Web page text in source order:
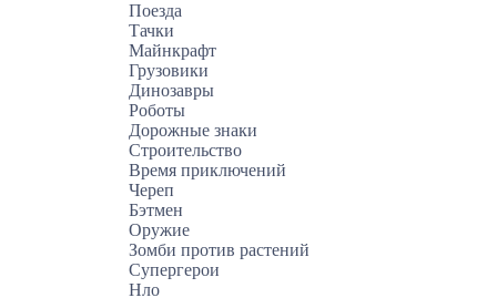
Поезда
Тачки
Майнкрафт
Грузовики
Динозавры
Роботы
Дорожные знаки
Строительство
Время приключений
Череп
Бэтмен
Оружие
Зомби против растений
Супергерои
Нло